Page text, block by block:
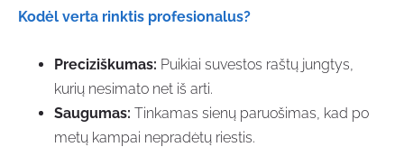
Kodėl verta rinktis profesionalus?
Preciziškumas: Puikiai suvestos raštų jungtys,
kurių nesimato net iš arti.
Saugumas: Tinkamas sienų paruošimas, kad po
metų kampai nepradėtų riestis.